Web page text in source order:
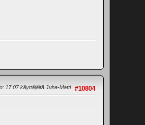
#10804
17.07 käyttäjältä Juha-Matti